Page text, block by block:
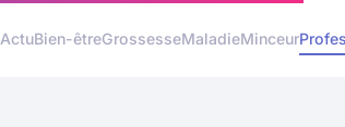
ActuBien-êtreGrossesseMaladieMinceur